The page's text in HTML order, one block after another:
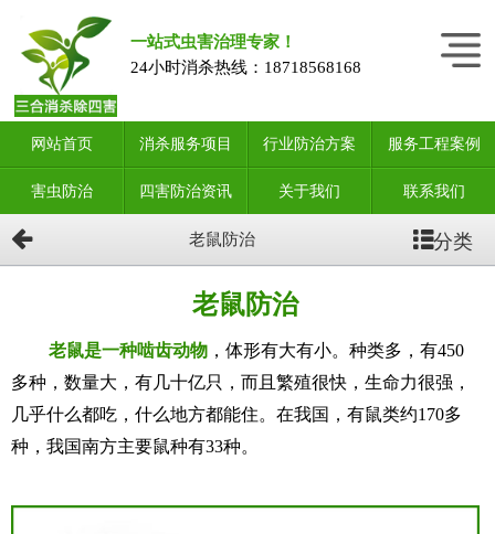
一站式虫害治理专家！
24小时消杀热线： 18718568168
网站首页 消杀服务项目 行业防治方案 服务工程案例
害虫防治 四害防治资讯 关于我们 联系我们
老鼠防治 分类
老鼠防治
老鼠是一种啮齿动物，体形有大有小。种类多，有450
多种，数量大，有几十亿只，而且繁殖很快，生命力很强，
几乎什么都吃，什么地方都能住。在我国，有鼠类约170多
种，我国南方主要鼠种有33种。